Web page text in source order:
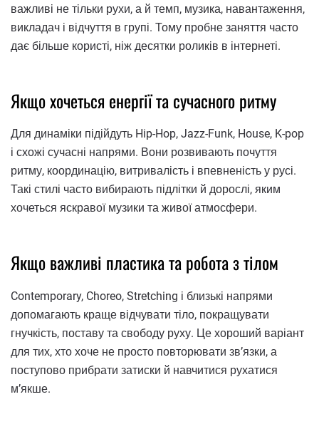
важливі не тільки рухи, а й темп, музика, навантаження,
викладач і відчуття в групі. Тому пробне заняття часто
дає більше користі, ніж десятки роликів в інтернеті.
Якщо хочеться енергії та сучасного ритму
Для динаміки підійдуть Hip-Hop, Jazz-Funk, House, K-pop
і схожі сучасні напрями. Вони розвивають почуття
ритму, координацію, витривалість і впевненість у русі.
Такі стилі часто вибирають підлітки й дорослі, яким
хочеться яскравої музики та живої атмосфери.
Якщо важливі пластика та робота з тілом
Contemporary, Choreo, Stretching і близькі напрями
допомагають краще відчувати тіло, покращувати
гнучкість, поставу та свободу руху. Це хороший варіант
для тих, хто хоче не просто повторювати зв’язки, а
поступово прибрати затиски й навчитися рухатися
м’якше.